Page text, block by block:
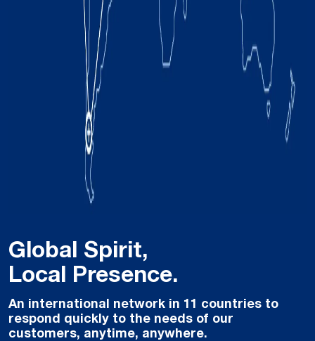
Global Spirit,
Local Presence.
An international network in 11 countries to
respond quickly to the needs of our
customers, anytime, anywhere.